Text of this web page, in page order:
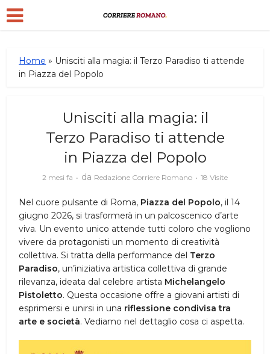
Home » Unisciti alla magia: il Terzo Paradiso ti attende
in Piazza del Popolo
Unisciti alla magia: il
Terzo Paradiso ti attende
in Piazza del Popolo
2 mesi fa da Redazione Corriere Romano 18 Visite
Nel cuore pulsante di Roma, Piazza del Popolo, il 14
giugno 2026, si trasformerà in un palcoscenico d’arte
viva. Un evento unico attende tutti coloro che vogliono
vivere da protagonisti un momento di creatività
collettiva. Si tratta della performance del Terzo
Paradiso, un’iniziativa artistica collettiva di grande
rilevanza, ideata dal celebre artista Michelangelo
Pistoletto. Questa occasione offre a giovani artisti di
esprimersi e unirsi in una riflessione condivisa tra
arte e società. Vediamo nel dettaglio cosa ci aspetta.